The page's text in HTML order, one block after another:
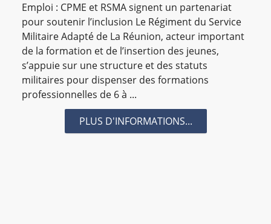
Emploi : CPME et RSMA signent un partenariat
pour soutenir l’inclusion Le Régiment du Service
Militaire Adapté de La Réunion, acteur important
de la formation et de l’insertion des jeunes,
s’appuie sur une structure et des statuts
militaires pour dispenser des formations
professionnelles de 6 à ...
PLUS D'INFORMATIONS...